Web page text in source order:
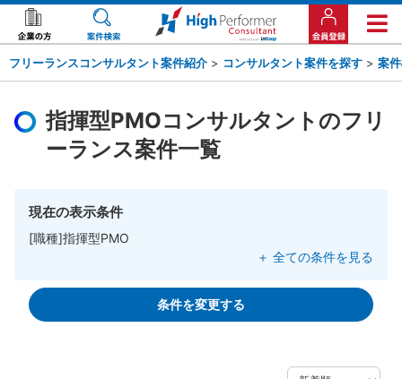
フリーランスコンサルタント案件紹介 > コンサルタント案件を探す > 案
指揮型PMOコンサルタントのフリ
ーランス案件一覧
現在の表示条件
[職種]指揮型PMO
＋ 全ての条件を見る
条件を変更する